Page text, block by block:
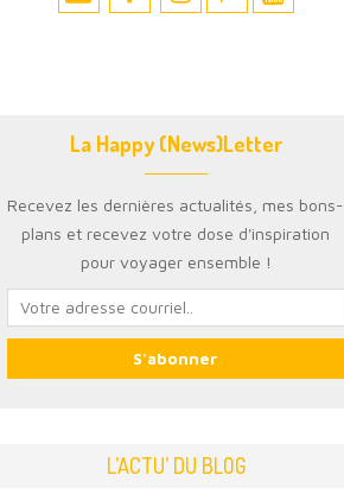
La Happy (News)Letter
Recevez les dernières actualités, mes bons-
plans et recevez votre dose d'inspiration
pour voyager ensemble !
L’ACTU’ DU BLOG